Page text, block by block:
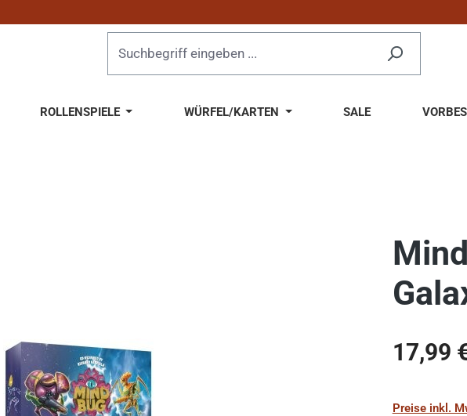
ROLLENSPIELE WÜRFEL/KARTEN SALE
Regulärer
17,99
Preise inkl.